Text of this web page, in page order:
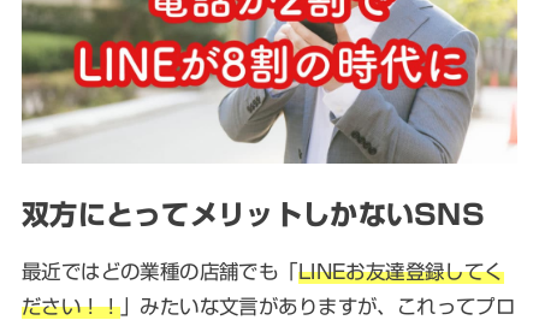
双方にとってメリットしかないSNS
最近ではどの業種の店舗でも「LINEお友達登録してく
ださい！！」みたいな文言がありますが、これってプロ